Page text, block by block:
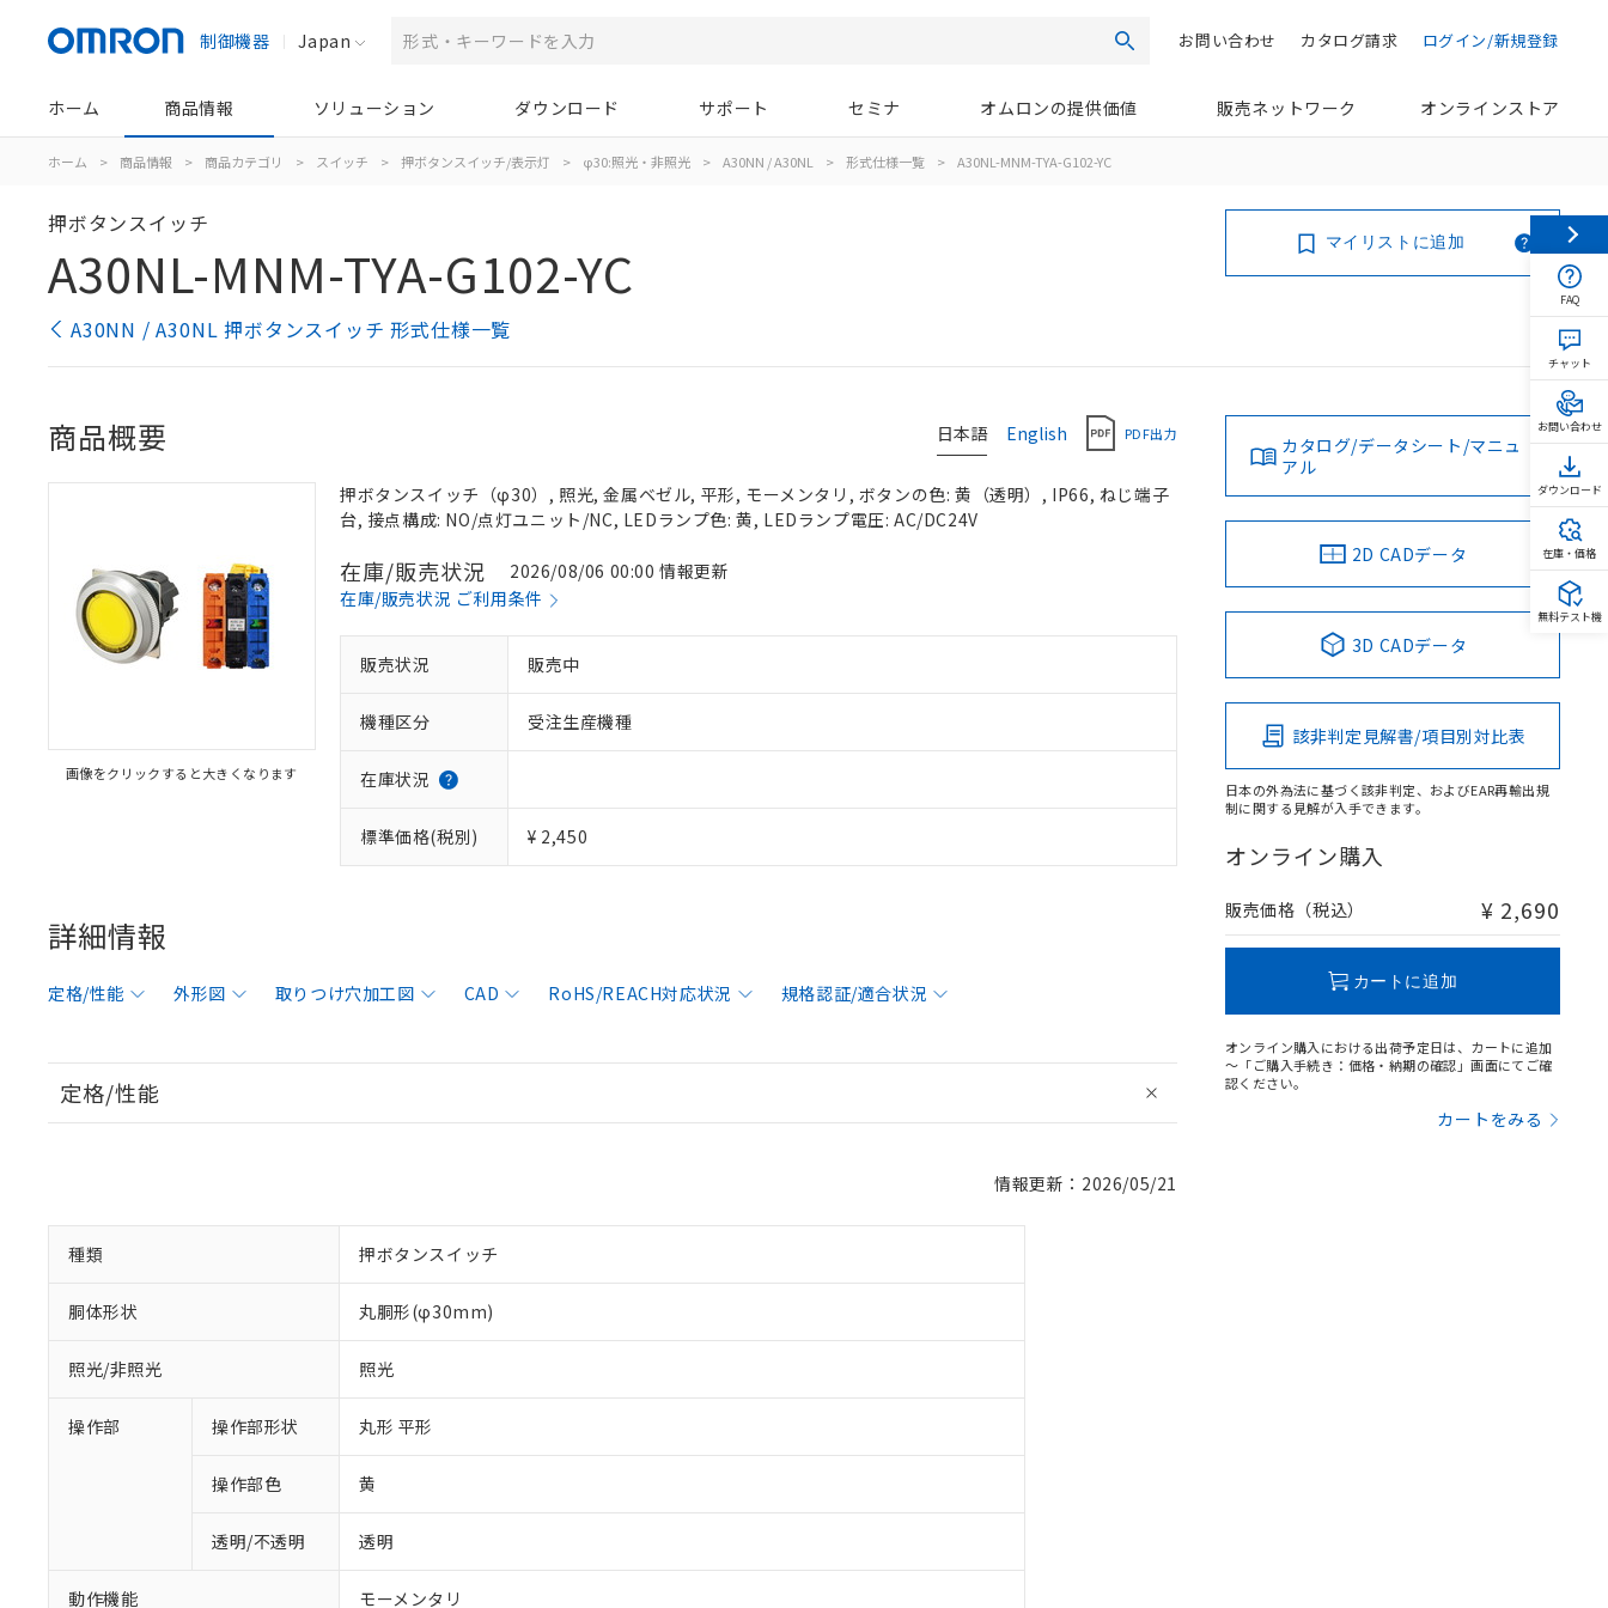
制御機器 Japan 検索 ログイン/新規登録
カタログ請求
お問い合わせ
ホーム 商品情報 ソリューション ダウンロード サポート セミナ オムロンの提供価値 販売ネットワーク オンラインストア
ホーム > 商品情報 > 商品カテゴリ > スイッチ > 押ボタンスイッチ/表示灯 > φ30:照光・非照光 > A30NN / A30NL > 形式仕様一覧 > A30NL-MNM-TYA-G102-YC
押ボタンスイッチ
A30NL-MNM-TYA-G102-YC
A30NN / A30NL 押ボタンスイッチ 形式仕様一覧
マイリストに追加
日本語 English PDF出力
商品概要
画像をクリックすると大きくなります
押ボタンスイッチ（φ30）, 照光, 金属ベゼル, 平形, モーメンタリ, ボタンの色: 黄（透明）, IP66, ねじ端子
台, 接点構成: NO/点灯ユニット/NC, LEDランプ色: 黄, LEDランプ電圧: AC/DC24V
在庫/販売状況
2026/08/06 00:00 情報更新
在庫/販売状況 ご利用条件
販売状況 販売中
機種区分 受注生産機種
在庫状況
標準価格(税別) ¥ 2,450
詳細情報
定格/性能 外形図 取りつけ穴加工図 CAD RoHS/REACH対応状況 規格認証/適合状況
定格/性能
情報更新：2026/05/21
種類 押ボタンスイッチ
胴体形状 丸胴形(φ30mm)
照光/非照光 照光
操作部 操作部形状 丸形 平形
操作部色 黄
透明/不透明 透明
動作機能 モーメンタリ
カタログ/データシート/マニュ
アル
2D CADデータ
3D CADデータ
該非判定見解書/項目別対比表
日本の外為法に基づく該非判定、およびEAR再輸出規
制に関する見解が入手できます。
オンライン購入
販売価格（税込） ¥ 2,690
カートに追加
オンライン購入における出荷予定日は、カートに追加
～「ご購入手続き：価格・納期の確認」画面にてご確
認ください。
カートをみる
FAQ
チャット
お問い合わせ
ダウンロード
在庫・価格
無料テスト機